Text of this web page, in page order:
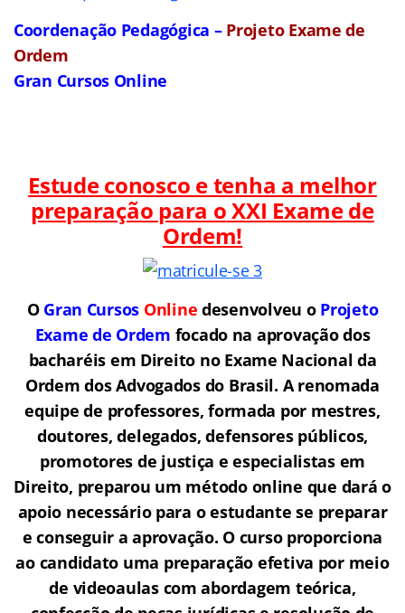
Coordenação Pedagógica – Projeto Exame de
Ordem
Gran Cursos Online
Estude conosco e tenha a melhor
preparação para oXXI Exame de
Ordem!
O Gran Cursos Online desenvolveu o Projeto
Exame de Ordem focado na aprovação dos
bacharéis em Direito no Exame Nacional da
Ordem dos Advogados do Brasil. A renomada
equipe de professores, formada por mestres,
doutores, delegados, defensores públicos,
promotores de justiça e especialistas em
Direito, preparou um método online que dará o
apoio necessário para o estudante se preparar
e conseguir a aprovação. O curso proporciona
ao candidato uma preparação efetiva por meio
de videoaulas com abordagem teórica,